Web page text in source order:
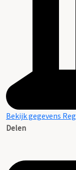
Bekijk gegevens
Delen